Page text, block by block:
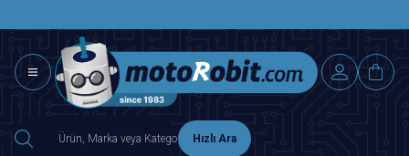
Hızlı Ara